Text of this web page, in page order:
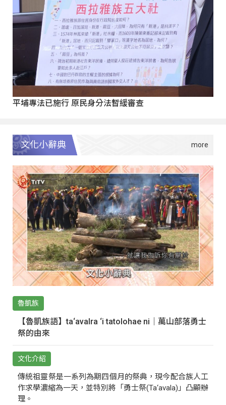
平埔專法已施行 原民身分法暫緩審查
文化小辭典
魯凱族
【魯凱族語】ta‘avalra ‘i tatolohae ni｜萬山部落勇士
祭的由來
文化介紹
傳統祖靈祭是一系列為期四個月的祭典，現今配合族人工
作求學濃縮為一天，並特別將「勇士祭(Ta‘avala)」凸顯辦
理。